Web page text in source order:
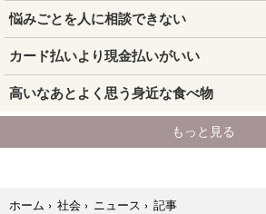
ホーム › 社会 › ニュース › 記事